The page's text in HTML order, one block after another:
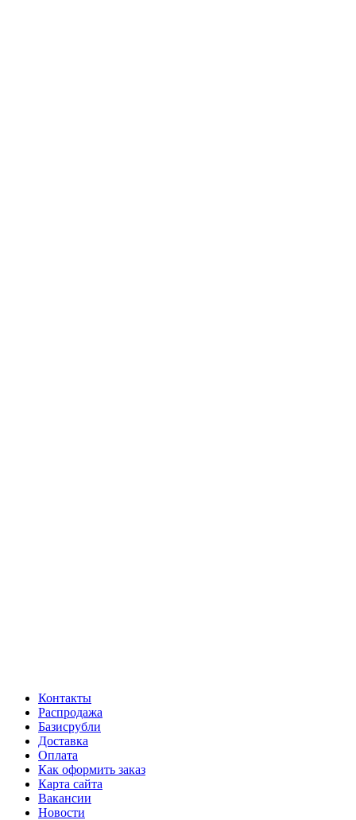
Контакты
Распродажа
Базисрубли
Доставка
Оплата
Как оформить заказ
Карта сайта
Вакансии
Новости